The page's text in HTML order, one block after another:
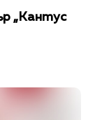
„Кантус